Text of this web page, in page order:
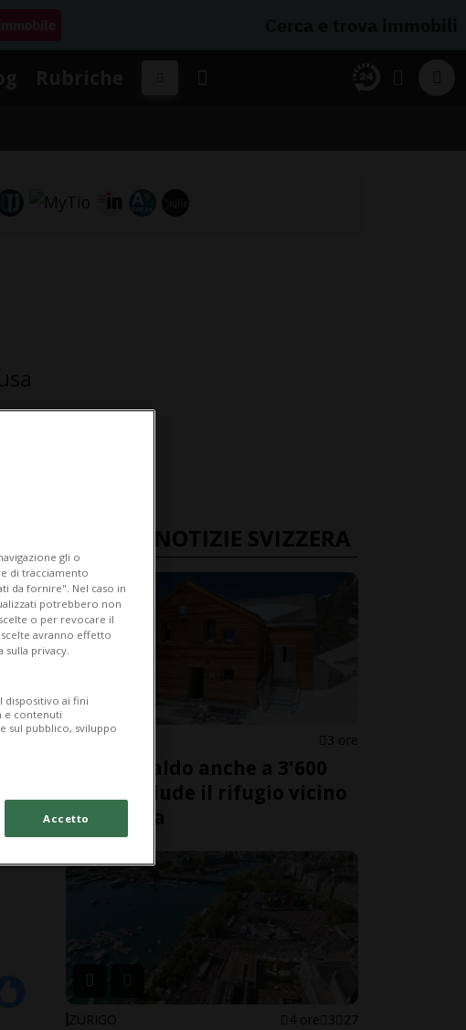
ULTIME NOTIZIE SVIZZERA
GRIGIONI 3 ore
Troppo caldo anche a 3'600
metri: chiude il rifugio vicino
al Bernina
ZURIGO 4 ore 3 27
gli o
di tracciamento
da fornire". Nel caso in
potrebbero non
o per revocare il
avranno effetto
privacy.
dispositivo ai fini
e contenuti
sul pubblico, sviluppo
Accetto